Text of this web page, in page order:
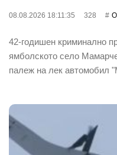
08.08.2026 18:11:35 328
42-годишен криминално
ямболското село
палеж на лек автомобил